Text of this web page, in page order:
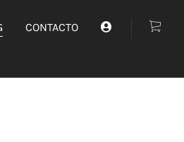
CONTACTO